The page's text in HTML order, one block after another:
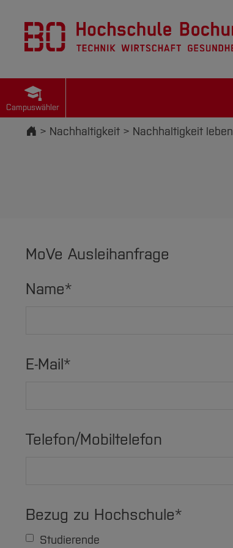
Campuswähler
Startseite
Nachhaltigkeit Nachhaltigkeit leben
MoVe Ausleihanfrage
Name*
E-Mail*
Telefon/Mobiltelefon
Bezug zu Hochschule*
Studierende